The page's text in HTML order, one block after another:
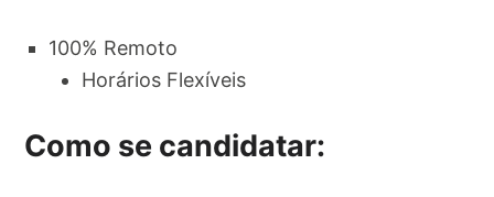
100% Remoto
Horários Flexíveis
Como se candidatar: